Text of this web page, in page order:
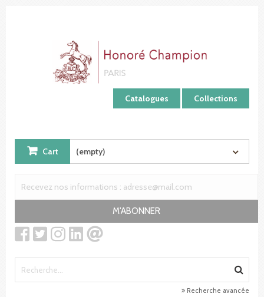
Catalogues Collections
Cart (empty)
M'ABONNER
Recherche avancée